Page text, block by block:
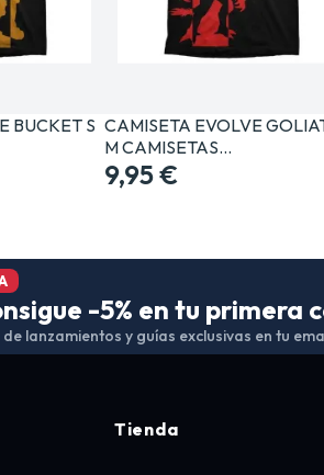
BUCKET S CAMISETA EVOLVE
M CAMISETAS…
9,95 €
-5% en tu primera
lanzamientos y guías exclusivas en tu
Tienda